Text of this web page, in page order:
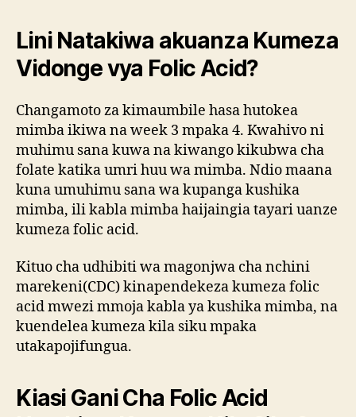
Lini Natakiwa akuanza Kumeza
Vidonge vya Folic Acid?
Changamoto za kimaumbile hasa hutokea
mimba ikiwa na week 3 mpaka 4. Kwahivo ni
muhimu sana kuwa na kiwango kikubwa cha
folate katika umri huu wa mimba. Ndio maana
kuna umuhimu sana wa kupanga kushika
mimba, ili kabla mimba haijaingia tayari uanze
kumeza folic acid.
Kituo cha udhibiti wa magonjwa cha nchini
marekeni(CDC) kinapendekeza kumeza folic
acid mwezi mmoja kabla ya kushika mimba, na
kuendelea kumeza kila siku mpaka
utakapojifungua.
Kiasi Gani Cha Folic Acid